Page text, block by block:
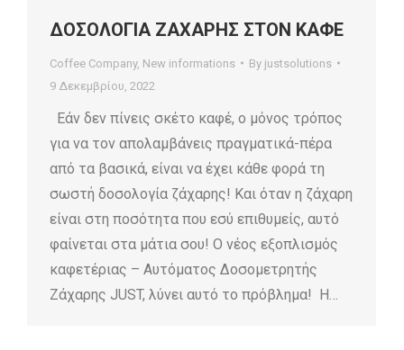
ΔΟΣΟΛΟΓΙΑ ΖΑΧΑΡΗΣ ΣΤΟΝ ΚΑΦΕ
Coffee Company, New informations By justsolutions
9 Δεκεμβρίου, 2022
Eάν δεν πίνεις σκέτο καφέ, ο μόνος τρόπος
για να τον απολαμβάνεις πραγματικά-πέρα
από τα βασικά, είναι να έχει κάθε φορά τη
σωστή δοσολογία ζάχαρης! Και όταν η ζάχαρη
είναι στη ποσότητα που εσύ επιθυμείς, αυτό
φαίνεται στα μάτια σου! Ο νέος εξοπλισμός
καφετέριας – Αυτόματος Δοσομετρητής
Ζάχαρης JUST, λύνει αυτό το πρόβλημα! Η…